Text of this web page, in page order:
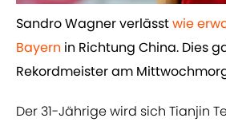
​Sandro Wagner verlässt ​wie
Bayern in Richtung China. Dies
Rekordmeister am
Der 31-Jährige wird sich Tianjin